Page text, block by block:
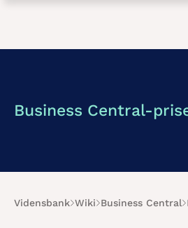
Business Central-
Vidensbank Wiki Business Central